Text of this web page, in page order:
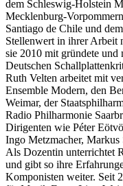
dem Schleswig-Holstein
Mecklenburg-
Santiago de Chile und
Stellenwert in ihrer Arbeit
sie 2010 mit gründete und
Deutschen
Ruth Velten arbeitet mit
Ensemble Modern, den
Weimar, der
Radio Philharmonie
Dirigenten wie Péter
Ingo Metzmacher, Markus
Als Dozentin unterrichtet
und gibt so ihre
Komponisten weiter. Seit